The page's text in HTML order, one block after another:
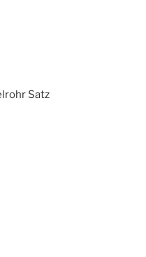
Satz